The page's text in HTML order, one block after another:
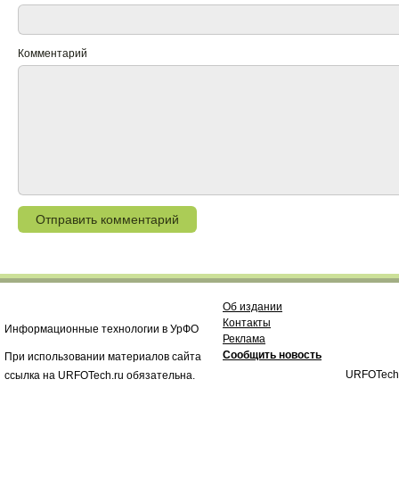
Комментарий
Информационные технологии в УрФО
При использовании материалов сайта
ссылка на URFOTech.ru обязательна.
Об издании
Контакты
Реклама
Сообщить новость